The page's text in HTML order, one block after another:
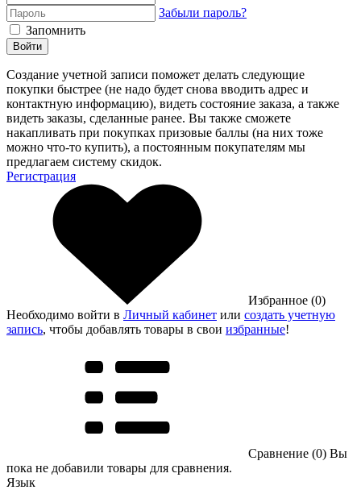
Забыли пароль?
Запомнить
Войти
Создание учетной записи поможет делать следующие
покупки быстрее (не надо будет снова вводить адрес и
контактную информацию), видеть состояние заказа, а также
видеть заказы, сделанные ранее. Вы также сможете
накапливать при покупках призовые баллы (на них тоже
можно что-то купить), а постоянным покупателям мы
предлагаем систему скидок.
Регистрация
Избранное (0)
Необходимо войти в Личный кабинет или создать учетную
запись, чтобы добавлять товары в свои избранные!
Сравнение (0) Вы
пока не добавили товары для сравнения.
Язык